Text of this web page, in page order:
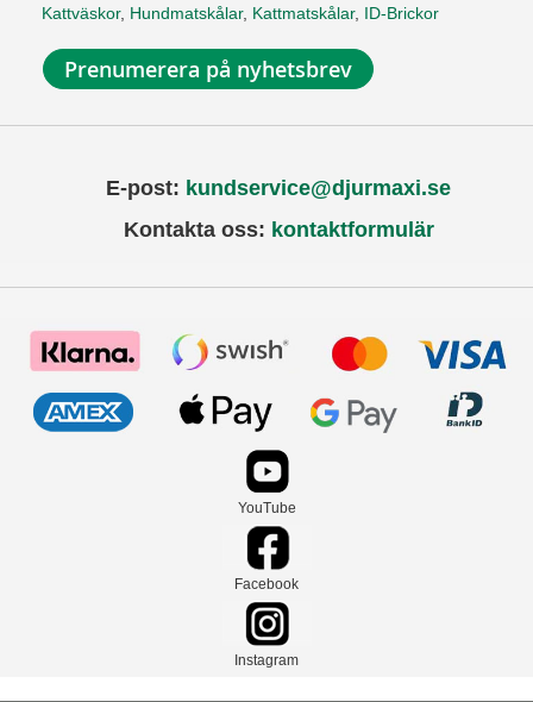
Kattväskor, Hundmatskålar, Kattmatskålar, ID-Brickor
Prenumerera på nyhetsbrev
E-post: kundservice@djurmaxi.se
Kontakta oss: kontaktformulär
YouTube
Facebook
Instagram